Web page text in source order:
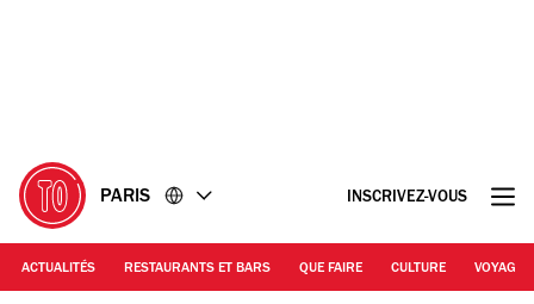
PARIS INSCRIVEZ-VOUS
ACTUALITÉS RESTAURANTS ET BARS QUE FAIRE CULTURE VOYAGE
© DR